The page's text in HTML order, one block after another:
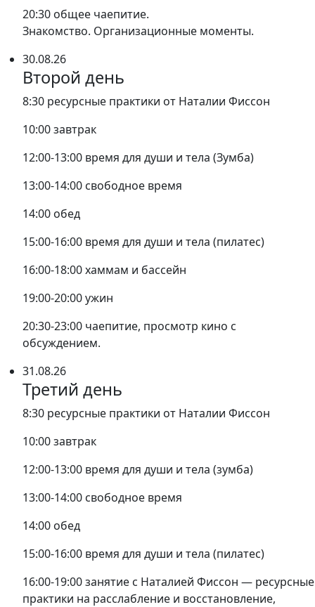
20:30 общее чаепитие.
Знакомство. Организационные моменты.
30.08.26
Второй день
8:30 ресурсные практики от Наталии Фиссон
10:00 завтрак
12:00-13:00 время для души и тела (Зумба)
13:00-14:00 свободное время
14:00 обед
15:00-16:00 время для души и тела (пилатес)
16:00-18:00 хаммам и бассейн
19:00-20:00 ужин
20:30-23:00 чаепитие, просмотр кино с
обсуждением.
31.08.26
Третий день
8:30 ресурсные практики от Наталии Фиссон
10:00 завтрак
12:00-13:00 время для души и тела (зумба)
13:00-14:00 свободное время
14:00 обед
15:00-16:00 время для души и тела (пилатес)
16:00-19:00 занятие с Наталией Фиссон — ресурсные
практики на расслабление и восстановление,